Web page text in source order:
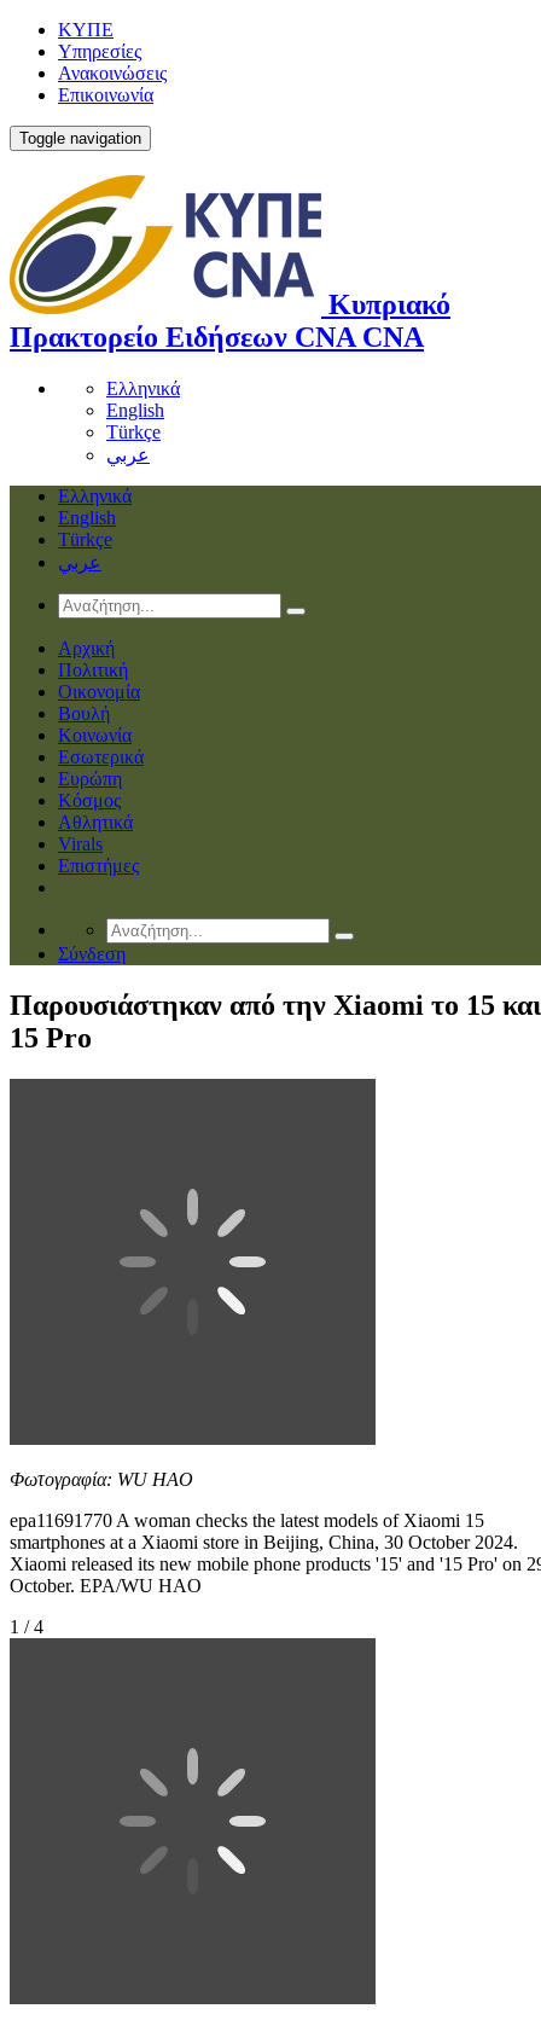
ΚΥΠΕ
Υπηρεσίες
Ανακοινώσεις
Επικοινωνία
Toggle navigation
Κυπριακό
Πρακτορείο Ειδήσεων CNA CNA
Ελληνικά
English
Türkçe
عربي
Ελληνικά
English
Türkçe
عربي
Αρχική
Πολιτική
Οικονομία
Βουλή
Κοινωνία
Εσωτερικά
Ευρώπη
Κόσμος
Αθλητικά
Virals
Επιστήμες
Σύνδεση
Παρουσιάστηκαν από την Xiaomi το 15 και
15 Pro
Φωτογραφία: WU HAO
epa11691770 A woman checks the latest models of Xiaomi 15
smartphones at a Xiaomi store in Beijing, China, 30 October 2024.
Xiaomi released its new mobile phone products '15' and '15 Pro' on
October. EPA/WU HAO
1 / 4